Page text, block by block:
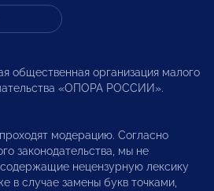
общественная организация малого
«ОПОРА РОССИИ».
модерацию. Согласно
законодательства, мы не
нецензурную лексику
в случае замены букв точками,